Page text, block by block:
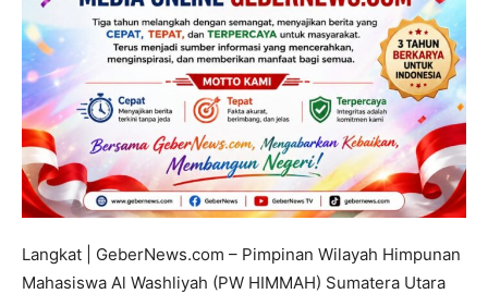
Langkat | GeberNews.com – Pimpinan Wilayah Himpunan
Mahasiswa Al Washliyah (PW HIMMAH) Sumatera Utara